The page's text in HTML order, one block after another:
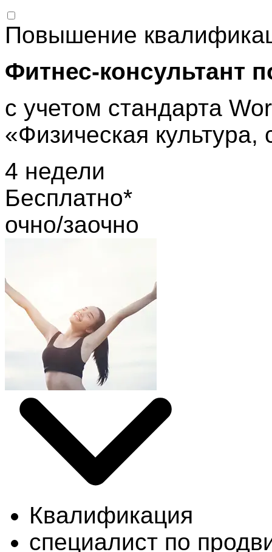
Повышение
Фитнес-консультант
с учетом стандарта
«Физическая
4 недели
Бесплатно*
очно/заочно
Квалификация
специалист по